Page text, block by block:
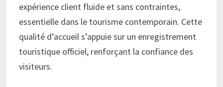
expérience client fluide et sans contraintes,
essentielle dans le tourisme contemporain. Cette
qualité d’accueil s’appuie sur un enregistrement
touristique officiel, renforçant la confiance des
visiteurs.